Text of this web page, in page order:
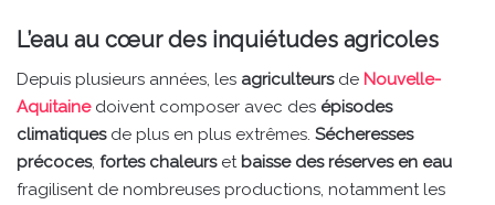
L’eau au cœur des inquiétudes agricoles
Depuis plusieurs années, les agriculteurs de Nouvelle-
Aquitainedoivent composer avec des épisodes
climatiquesde plus en plus extrêmes. Sécheresses
précoces, fortes chaleurset baisse des réserves en eau
fragilisent de nombreuses productions, notamment les